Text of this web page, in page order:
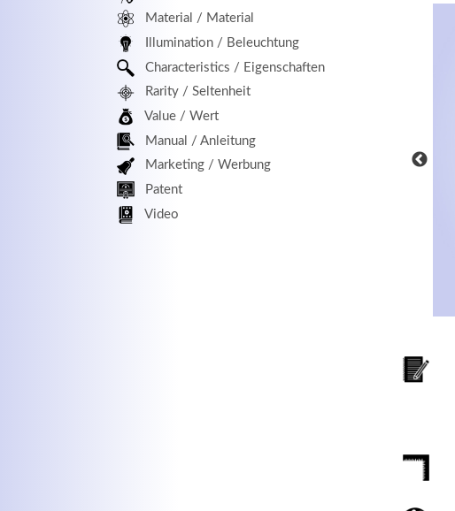
Material / Material
Illumination / Beleuchtung
Characteristics / Eigenschaften
Rarity / Seltenheit
Value / Wert
Manual / Anleitung
Marketing / Werbung
Patent
Video
MEHR INFOS
Kontaktdaten